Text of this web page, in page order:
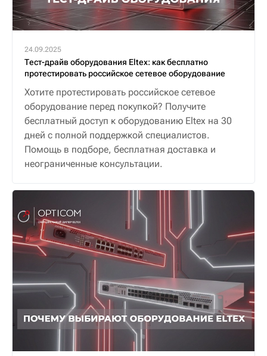
24.09.2025
Тест-драйв оборудования Eltex: как бесплатно
протестировать российское сетевое оборудование
Хотите протестировать российское сетевое
оборудование перед покупкой? Получите
бесплатный доступ к оборудованию Eltex на 30
дней с полной поддержкой специалистов.
Помощь в подборе, бесплатная доставка и
неограниченные консультации.